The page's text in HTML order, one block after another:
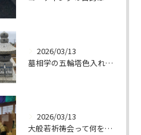
2026/03/13
墓相学の五輪塔色入れ 岐阜のお墓掃除屋「磨き専隊」です
2026/03/13
大般若祈祷会って何をするの？ 岐阜のお墓掃除屋「磨き専隊」です